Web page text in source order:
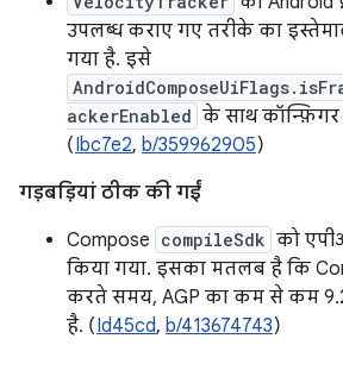
उपलब्ध कराए गए तरीके का
गया है. इसे
ackerEnabled के साथ
(Ibc7e2, b/359962905)
गड़बड़ियां ठीक की गईं
Compose compileSdk को
किया गया. इसका मतलब है कि
करते समय, AGP का कम से कम
है. (Id45cd, b/413674743)